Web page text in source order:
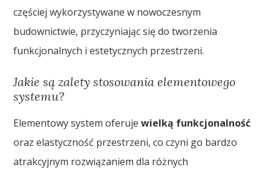
częściej wykorzystywane w nowoczesnym
budownictwie, przyczyniając się do tworzenia
funkcjonalnych i estetycznych przestrzeni.
Jakie są zalety stosowania elementowego
systemu?
Elementowy system oferujewielką funkcjonalność
oraz elastyczność przestrzeni, co czyni go bardzo
atrakcyjnym rozwiązaniem dla różnych